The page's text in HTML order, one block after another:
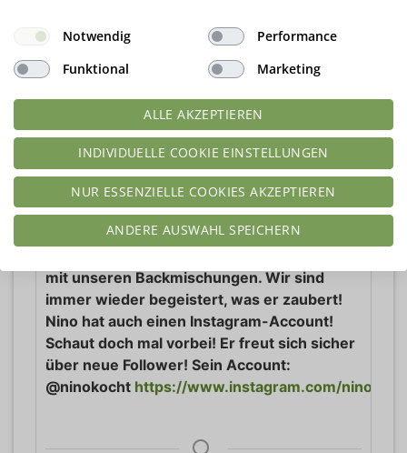
NÄHRWERTE PRO PORTION
Kalorien:62kcal
Fett:1g
Ballaststoffe:2g
SONSTIGES
Dieses Rezept stammt von unserem
mit unseren Backmischungen. Wir sind
immer wieder begeistert, was er zaubert!
Nino hat auch einen Instagram-Account!
Schaut doch mal vorbei! Er freut sich sicher
über neue Follower! Sein Account:
@ninokocht https://www.instagram.com/
Notwendig
Performance
Funktional
Marketing
ALLE AKZEPTIEREN
INDIVIDUELLE COOKIE EINSTELLUNGEN
NUR ESSENZIELLE COOKIES AKZEPTIEREN
ANDERE AUSWAHL SPEICHERN